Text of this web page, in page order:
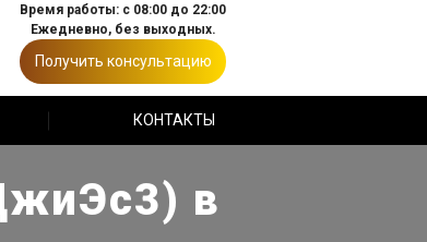
Время работы: с 08:00 до 22:00
Ежедневно, без выходных.
Получить консультацию
КОНТАКТЫ
в